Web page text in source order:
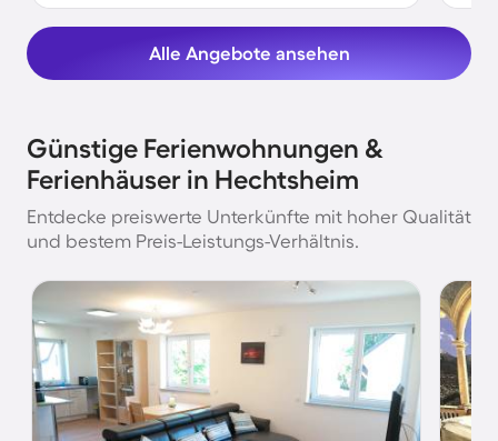
Alle Angebote ansehen
Günstige Ferienwohnungen &
Ferienhäuser in Hechtsheim
Entdecke preiswerte Unterkünfte mit hoher Qualität
und bestem Preis-Leistungs-Verhältnis.